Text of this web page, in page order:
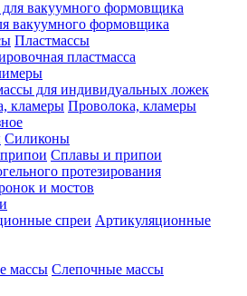
вакуумного формовщика
Пластмассы
пластмасса
для индивидуальных ложек
Проволока, кламеры
Силиконы
Сплавы и припои
протезирования
и мостов
Артикуляционные
Слепочные массы